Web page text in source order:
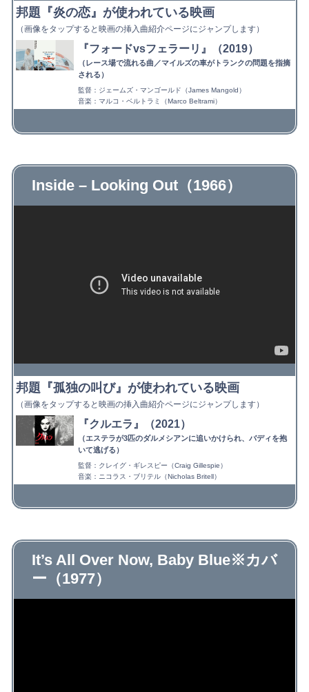
邦題『炎の恋』が使われている映画
（画像をタップすると映画の挿入曲紹介ページにジャンプします）
『フォードvsフェラーリ』（2019）
（レース場で流れる曲／マイルズの車がトランクの問題を指摘
される）
監督：ジェームズ・マンゴールド（James Mangold）
音楽：マルコ・ベルトラミ（Marco Beltrami）
Inside – Looking Out（1966）
邦題『孤独の叫び』が使われている映画
（画像をタップすると映画の挿入曲紹介ページにジャンプします）
『クルエラ』（2021）
（エステラが3匹のダルメシアンに追いかけられ、バディを抱
いて逃げる）
監督：クレイグ・ギレスピー（Craig Gillespie）
音楽：ニコラス・ブリテル（Nicholas Britell）
It’s All Over Now, Baby Blue※カバ
ー（1977）